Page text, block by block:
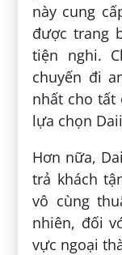
này cung
được trang
tiện nghi.
chuyến đi
nhất cho tất
lựa chọn
Hơn nữa,
trả khách
vô cùng
nhiên, đối
vực ngoại